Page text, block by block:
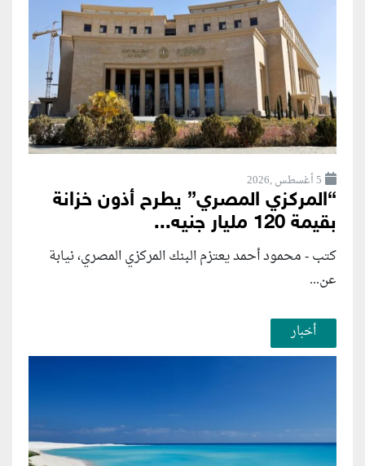
5 أغسطس ,2026
“المركزي المصري” يطرح أذون خزانة
بقيمة 120 مليار جنيه...
كتب - محمود أحمد يعتزم البنك المركزي المصري، نيابة
عن...
أخبار